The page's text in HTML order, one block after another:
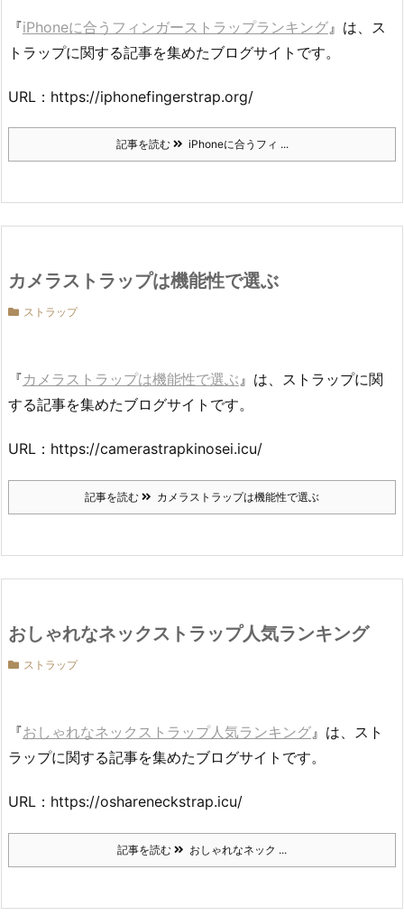
『iPhoneに合うフィンガーストラップランキング 』は、ス
トラップに関する記事を集めたブログサイトです。
URL：https://iphonefingerstrap.org/
記事を読む iPhoneに合うフィ ...
カメラストラップは機能性で選ぶ
ストラップ
『カメラストラップは機能性で選ぶ』は、ストラップに関
する記事を集めたブログサイトです。
URL：https://camerastrapkinosei.icu/
記事を読む カメラストラップは機能性で選ぶ
おしゃれなネックストラップ人気ランキング
ストラップ
『おしゃれなネックストラップ人気ランキング 』は、スト
ラップに関する記事を集めたブログサイトです。
URL：https://oshareneckstrap.icu/
記事を読む おしゃれなネック ...